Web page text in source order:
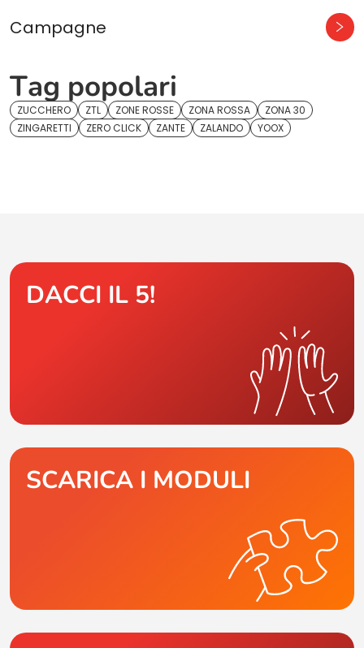
Campagne
Tag popolari
ZUCCHERO ZTL ZONE ROSSE ZONA ROSSA
ZONA 30
ZINGARETTI
ZERO CLICK ZANTE ZALANDO YOOX
DACCI IL 5!
SCARICA I MODULI